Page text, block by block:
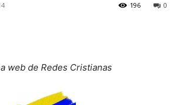
0
196
web de Redes Cristianas